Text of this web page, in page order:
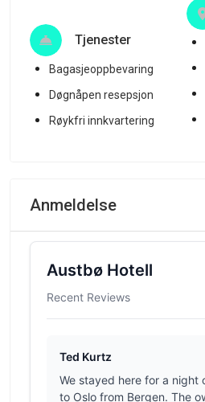
Tjenester
Bagasjeoppbevaring
Døgnåpen resepsjon
Røykfri innkvartering
Anmeldelse